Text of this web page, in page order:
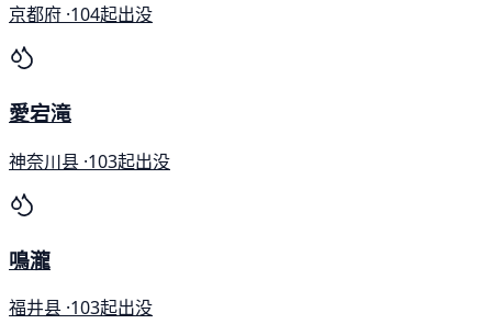
京都府 ·104起出没
愛宕滝
神奈川县 ·103起出没
鳴瀧
福井县 ·103起出没